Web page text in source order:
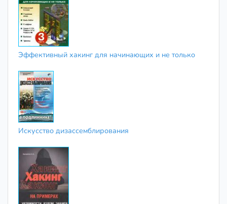
Эффективный хакинг для начинающих и не только
Искусство дизассемблирования